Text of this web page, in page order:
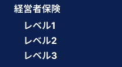
経営者保険
レベル1
レベル2
レベル3